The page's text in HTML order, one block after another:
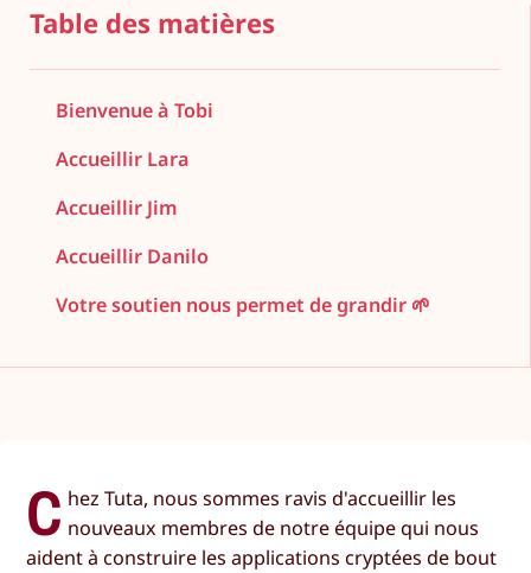
Table des matières
Bienvenue à Tobi
Accueillir Lara
Accueillir Jim
Accueillir Danilo
Votre soutien nous permet de grandir 🌱
C hez Tuta, nous sommes ravis d'accueillir les
nouveaux membres de notre équipe qui nous
aident à construire les applications cryptées de bout